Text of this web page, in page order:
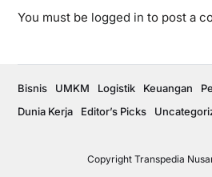
You must be logged in to post a
Copyright Transpedia
Bisnis UMKM Logistik Keuangan
Dunia Kerja
Editor’s Picks